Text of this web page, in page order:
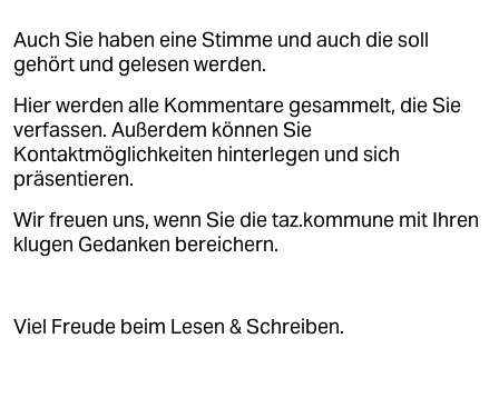
Auch Sie haben eine Stimme und auch die soll
gehört und gelesen werden.
Hier werden alle Kommentare gesammelt, die Sie
verfassen. Außerdem können Sie
Kontaktmöglichkeiten hinterlegen und sich
präsentieren.
Wir freuen uns, wenn Sie die taz.kommune mit Ihren
klugen Gedanken bereichern.
Viel Freude beim Lesen & Schreiben.